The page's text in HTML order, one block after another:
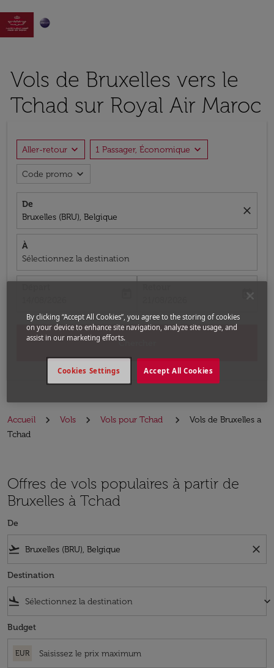

Vols de Bruxelles vers le
Tchad sur Royal Air Maroc
Aller-retour expand_more 1 Passager, Économique expand_more
Code promo expand_more
De
Bruxelles (BRU), Belgique
close
À
Sélectionnez la destination
fc-booking-return-date-aria-label
today
Chercher
Accueil Vols Vols pour Tchad
Vols de Bruxelles a
Tchad
Offres de vols populaires à partir de
Bruxelles à Tchad
De
flight_takeoff close
Destination
flight_land keyboard_arrow_down
Budget
EUR
By clicking “Accept All Cookies”, you agree to the storing of cookies
on your device to enhance site navigation, analyze site usage, and
assist in our marketing efforts.
Accept All Cookies
Cookies Settings